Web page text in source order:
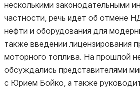
несколькими законодательными
частности, речь идет об отмене
нефти и оборудования для
также введении лицензирования
моторного топлива. На прошлой
обсуждались представителями
с Юрием Бойко, а также